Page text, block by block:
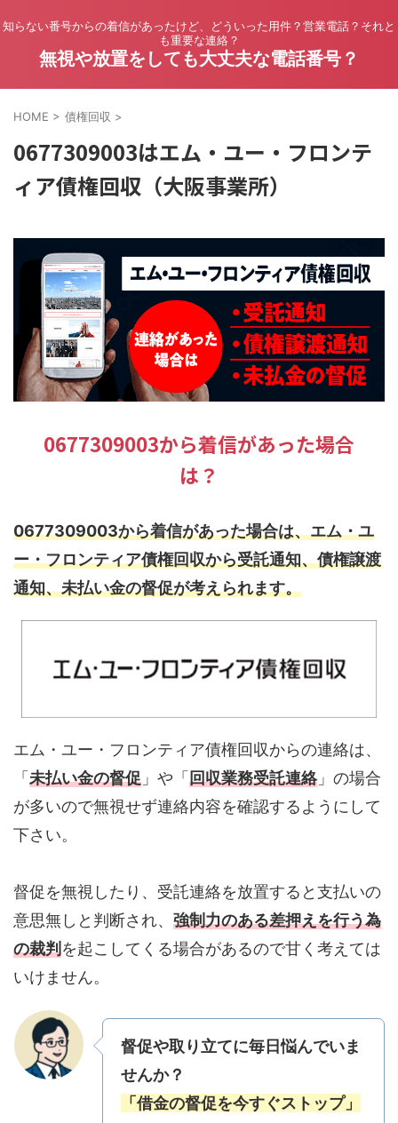
知らない番号からの着信があったけど、どういった用件？営業電話？それと
も重要な連絡？
無視や放置をしても大丈夫な電話番号？
HOME > 債権回収 >
0677309003はエム・ユー・フロンテ
ィア債権回収（大阪事業所）
0677309003から着信があった場合
は？
0677309003から着信があった場合は、エム・ユ
ー・フロンティア債権回収から受託通知、債権譲渡
通知、未払い金の督促が考えられます。
エム・ユー・フロンティア債権回収からの連絡は、
「 未払い金の督促 」や「 回収業務受託連絡」の場合
が多いので無視せず連絡内容を確認するようにして
下さい。
督促を無視したり、受託連絡を放置すると支払いの
意思無しと判断され、 強制力のある差押えを行う為
の裁判を起こしてくる場合があるので甘く考えては
いけません。
督促や取り立てに毎日悩んでいま
せんか？
「借金の督促を今すぐストップ」